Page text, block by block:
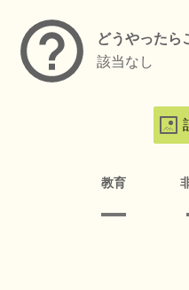
どうやったら
該当なし
教育